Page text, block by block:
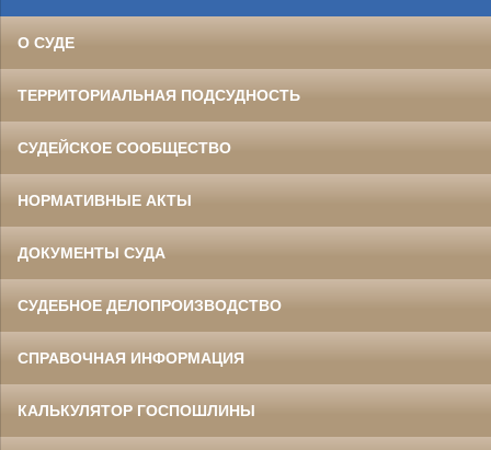
О СУДЕ
ТЕРРИТОРИАЛЬНАЯ ПОДСУДНОСТЬ
СУДЕЙСКОЕ СООБЩЕСТВО
НОРМАТИВНЫЕ АКТЫ
ДОКУМЕНТЫ СУДА
СУДЕБНОЕ ДЕЛОПРОИЗВОДСТВО
СПРАВОЧНАЯ ИНФОРМАЦИЯ
КАЛЬКУЛЯТОР ГОСПОШЛИНЫ